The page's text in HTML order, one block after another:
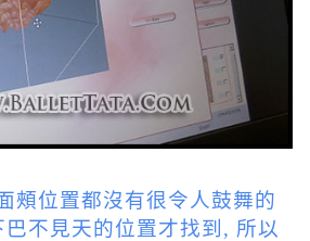
頰位置都沒有很令人鼓舞的
不見天的位置才找到, 所以